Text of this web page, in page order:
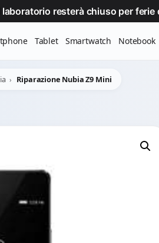
laboratorio resterà chiuso per
Tablet Smartwatch Notebook
Riparazione Nubia Z9 Mini